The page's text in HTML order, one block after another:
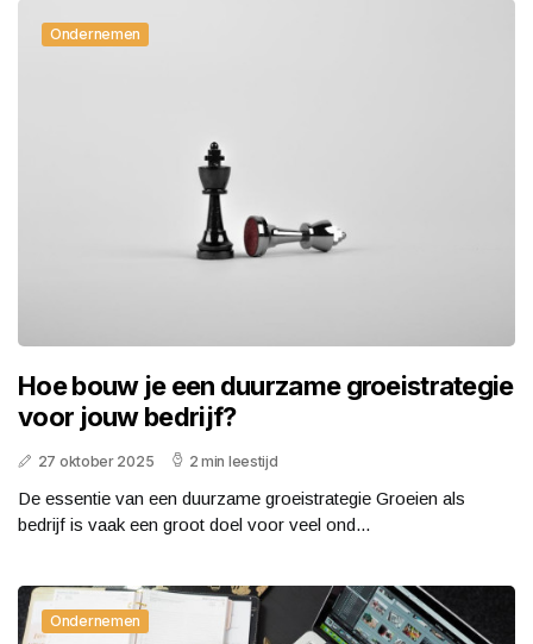
Ondernemen
Hoe bouw je een duurzame groeistrategie
voor jouw bedrijf?
27 oktober 2025 2 min leestijd
De essentie van een duurzame groeistrategie Groeien als
bedrijf is vaak een groot doel voor veel ond...
Ondernemen